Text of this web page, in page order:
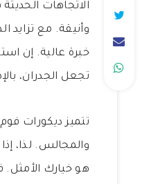
الاتجاهات
وأنيقة. مع
خبرة عالية. إن
تجعل الجدران،
تتميز ديكورات
والمجالس. لذا،
هو خيارك